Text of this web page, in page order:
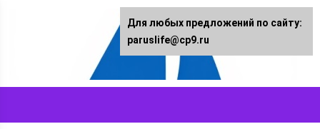
Для любых предложений по сайту:
paruslife@cp9.ru